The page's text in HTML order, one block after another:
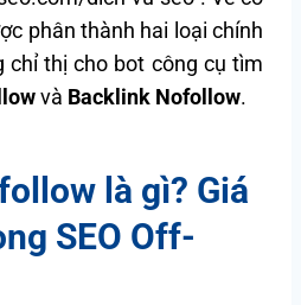
phân thành hai loại chính
chỉ thị cho bot công cụ tìm
và Backlink Nofollow.
là gì? Giá
SEO Off-